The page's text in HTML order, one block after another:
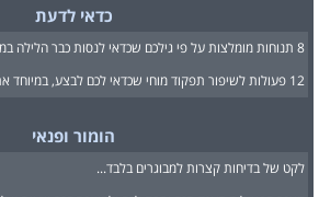
כדאי לדעת
8 תנוחות מומלצות על פי גילכם שכדאי לנסות כבר הלילה במיטה
12 פעולות לשיפור תפקוד מוחי שכדאי לכם לבצע, במיוחד את 6!
הומור ופנאי
לקט של בדיחות קצרות למבוגרים בלבד...